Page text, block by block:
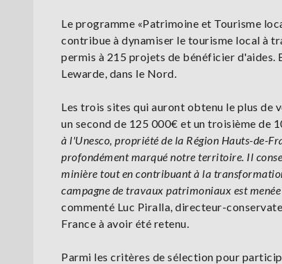
Le programme «Patrimoine et Tourisme
contribue à dynamiser le tourisme local à
permis à 215 projets de bénéficier
Lewarde, dans le Nord.
Les trois sites qui auront obtenu le plus
un second de 125 000€ et un troisième de
à l'Unesco, propriété de la Région Hauts-de-
profondément marqué notre territoire. Il
minière tout en contribuant à la
campagne de travaux patrimoniaux est
commenté Luc Piralla, directeur-
France à avoir été retenu.
Parmi les critères de sélection pour